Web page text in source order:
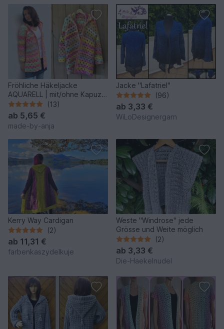
Fröhliche Häkeljacke
AQUARELL | mit/ohne Kapuze
| nahtlos
(13)
ab 5,65 €
made-by-anja
Jacke "Lafatriel"
(96)
ab 3,33 €
WiLoDesignergarn
Kerry Way Cardigan
(2)
ab 11,31 €
farbenkaszydelkuje
Weste "Windrose" jede
Grösse und Weite möglich
(2)
ab 3,33 €
Die-Haekelnudel